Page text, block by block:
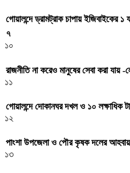
গোয়ালন্দে ড্রামট্রাক চাপায়
৭
১০
রাজনীতি না করেও মানুষের সেবা করা
১১
গোয়ালন্দে দোকানঘর দখল ও ১০ লক্ষাধিক
১২
পাংশা উপজেলা ও পৌর কৃষক দলের
১৩